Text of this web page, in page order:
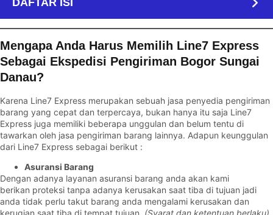
DAFTAR ISI
Mengapa Anda Harus Memilih Line7 Express
Sebagai Ekspedisi Pengiriman Bogor Sungai
Danau?
Karena Line7 Express merupakan sebuah jasa penyedia pengiriman
barang yang cepat dan terpercaya, bukan hanya itu saja Line7
Express juga memiliki beberapa unggulan dan belum tentu di
tawarkan oleh jasa pengiriman barang lainnya. Adapun keunggulan
dari Line7 Express sebagai berikut :
Asuransi Barang
Dengan adanya layanan asuransi barang anda akan kami
berikan proteksi tanpa adanya kerusakan saat tiba di tujuan jadi
anda tidak perlu takut barang anda mengalami kerusakan dan